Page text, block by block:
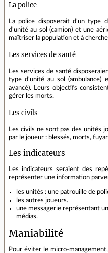
La police
La police disposerait d'un type
d'unité au sol (camion) et une
maîtriser la population et à
Les services de santé
Les services de santé
type d'unité au sol (ambulance)
avancé). Leurs objectifs
gérer les morts.
Les civils
Les civils ne sont pas des unités
par le joueur : blessés, morts,
Les indicateurs
Les indicateurs seraient des
représenter une information
les unités : une patrouille de
les autres joueurs.
une messagerie représentant
médias.
Maniabilité
Pour éviter le micro-